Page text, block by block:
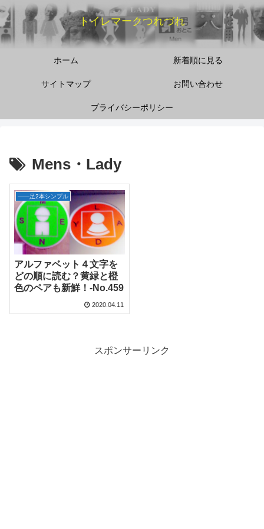
トイレマークつれづれ
ホーム 新着順に見る
サイトマップ お問い合わせ
プライバシーポリシー
Mens・Lady
――足2本シンプル
アルファベット４文字を
どの順に読む？黄緑と橙
色のペアも新鮮！‐No.459
2020.04.11
スポンサーリンク